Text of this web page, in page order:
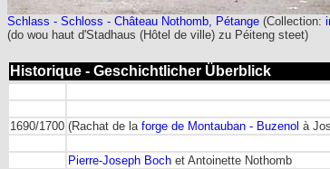
Schlass - Schloss - Château Nothomb, Pétange (Collection:
(do wou haut d'Stadhaus (Hôtel de ville) zu Péiteng steet)
Historique - Geschichtlicher Überblick
1690/1700 (Rachat de la forge de Montauban - Buzenol à
Pierre-Joseph Boch et Antoinette Nothomb